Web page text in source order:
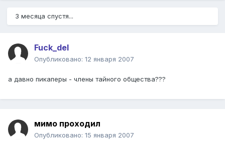
3 месяца спустя...
Fuck_del
Опубликовано: 12 января 2007
а давно пикаперы - члены тайного общества???
мимо проходил
Опубликовано: 15 января 2007